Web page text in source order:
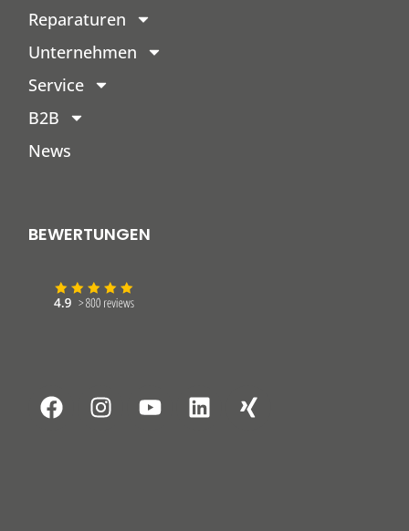
Reparaturen
Unternehmen
Service
B2B
News
BEWERTUNGEN